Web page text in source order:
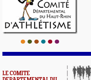
LE COMITE